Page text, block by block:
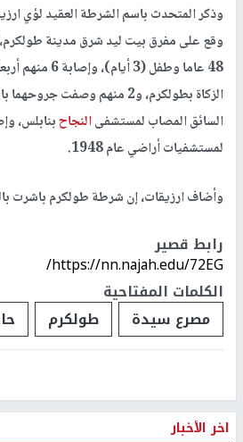
وذكر المتحدث باسم الشرطة العقيد لؤي
وقع على مفرق بيت ليد شرق مدينة
48 عاما وطفل (3
الزكاة بطولكرم، و2 منهم وصفت
السائق المصاب لمستشفىالنجاحبنابلس،
لمستشفيات أراضي عام 1948.
وأضاف ارزيقات، إن شرطة طولكرم باشرت
رابط قصير
https://nn.najah.edu/72EG/
الكلمات المفتاحية
مصرع سيدة
طولكرم
اخر الأخبار